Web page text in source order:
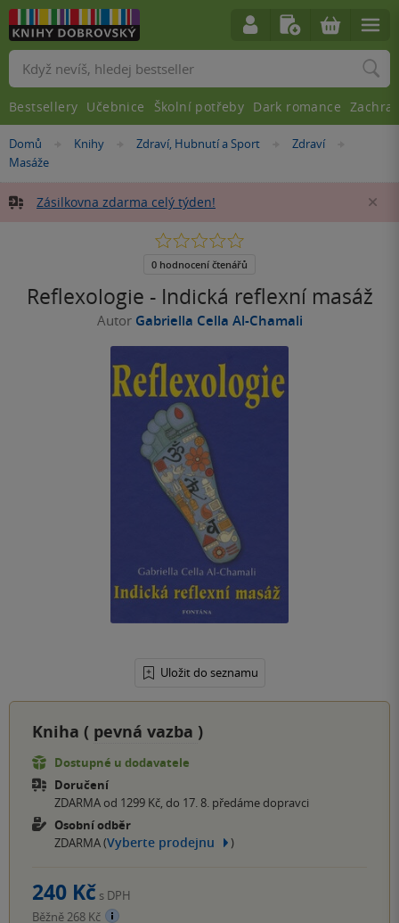
Nacházíte
se
Domů »
Knihy »
Zdraví, Hubnutí a Sport »
Zdraví
Masáže
Zásilkovna zdarma celý týden!
Reflexologie - Indická reflexní masáž
Autor Gabriella Cella Al-Chamali
Uložit do seznamu
0.0
5
0 hodnocení čtenářů
Kniha ( pevná vazba )
Dostupné u dodavatele
Doručení
ZDARMA od 1299 Kč, do 17. 8. předáme dopravci
Osobní odběr
ZDARMA (Vyberte prodejnu )
240 Kč s DPH
Běžně 268 Kč
Vyhledávání
Bestsellery Učebnice Školní potřeby Dark romance